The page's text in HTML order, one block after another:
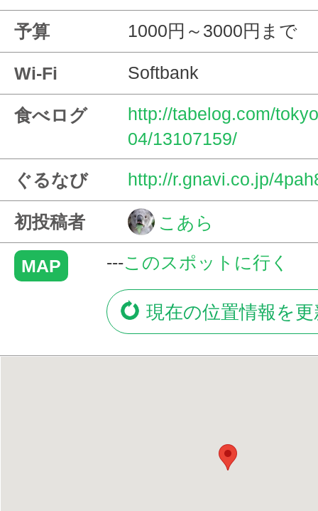
予算 1000円～3000円まで
Wi-Fi Softbank
食べログ
http://tabelog.com/
04/13107159/
ぐるなび http://r.gnavi.co.jp/
初投稿者 こあら
MAP ---このスポットに行く
現在の位置情報を